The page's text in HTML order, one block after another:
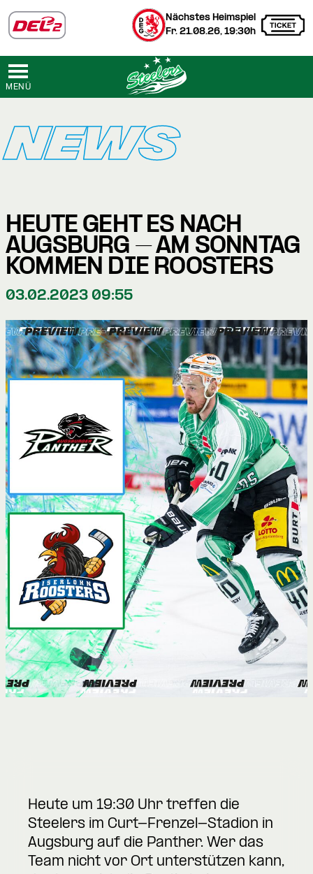
Nächstes Heimspiel
Fr. 21.08.26, 19:30h
MENÜ
NEWS
HEUTE GEHT ES NACH
AUGSBURG – AM SONNTAG
KOMMEN DIE ROOSTERS
03.02.2023 09:55
Heute um 19:30 Uhr treffen die
Steelers im Curt-Frenzel-Stadion in
Augsburg auf die Panther. Wer das
Team nicht vor Ort unterstützen kann,